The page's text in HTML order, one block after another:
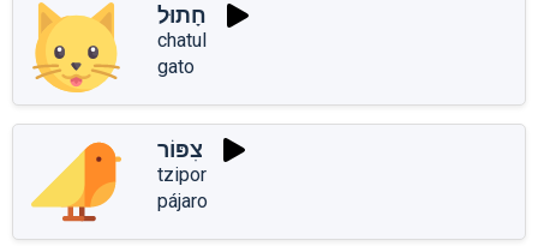
חָתוּל
chatul
gato
צִפּוֹר
tzipor
pájaro